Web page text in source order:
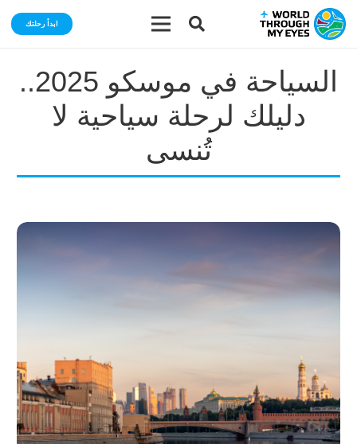
ابدأ رحلتك
السياحة في موسكو 2025..
دليلك لرحلة سياحية لا
تُنسى